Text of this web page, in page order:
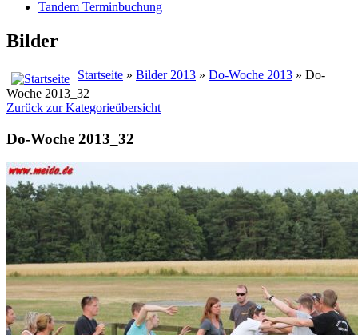
Tandem Terminbuchung
Bilder
Startseite » Bilder 2013 » Do-Woche 2013 » Do-
Woche 2013_32
Zurück zur Kategorieübersicht
Do-Woche 2013_32